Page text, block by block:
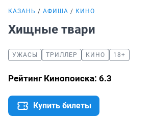
КАЗАНЬ АФИША КИНО
Хищные твари
УЖАСЫ ТРИЛЛЕР КИНО 18+
Рейтинг Кинопоиска: 6.3
Купить билеты